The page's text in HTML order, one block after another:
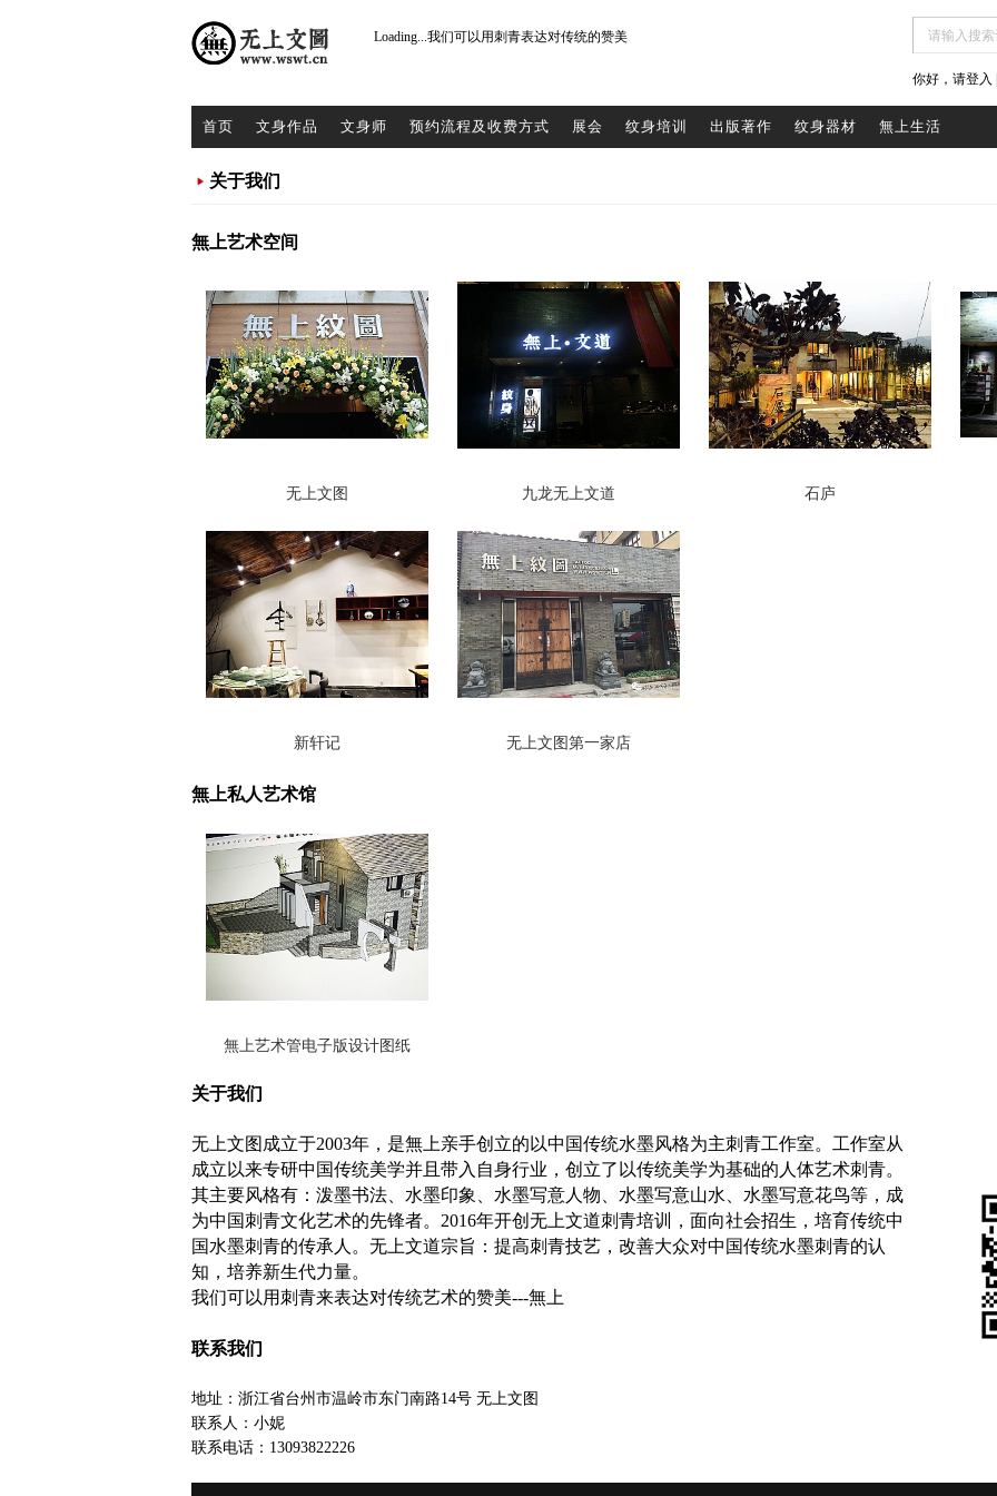
Loading...我们可以用刺青表达对传统的赞美
你好，请登入
首页 文身作品 文身师 预约流程及收费方式 展会 纹身培训 出版著作 纹身器材 無上生活
关于我们
無上艺术空间
无上文图 九龙无上文道 石庐
新轩记 无上文图第一家店
無上私人艺术馆
無上艺术管电子版设计图纸
关于我们
无上文图成立于2003年，是無上亲手创立的以中国传统水墨风格为主刺青工作室。工作室从
成立以来专研中国传统美学并且带入自身行业，创立了以传统美学为基础的人体艺术刺青。
其主要风格有：泼墨书法、水墨印象、水墨写意人物、水墨写意山水、水墨写意花鸟等，成
为中国刺青文化艺术的先锋者。2016年开创无上文道刺青培训，面向社会招生，培育传统中
国水墨刺青的传承人。无上文道宗旨：提高刺青技艺，改善大众对中国传统水墨刺青的认
知，培养新生代力量。
我们可以用刺青来表达对传统艺术的赞美---無上
联系我们
地址：浙江省台州市温岭市东门南路14号 无上文图
联系人：小妮
联系电话：13093822226